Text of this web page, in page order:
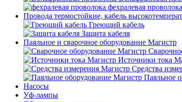
фехралевая проволока
Провода термостойкие, кабель
Греющий кабель
Защита кабеля
Паяльное и сварочное оборудование Магистр
Источники тока
Средства
Паяльное
Насосы
Уф-лампы